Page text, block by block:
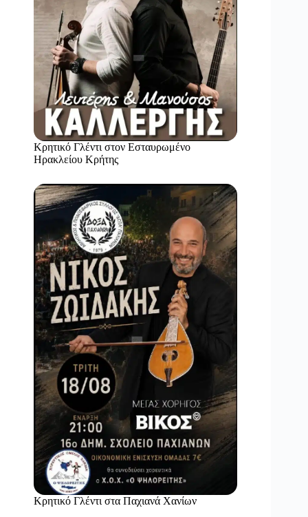
Κρητικό Γλέντι στον Εσταυρωμένο
Ηρακλείου Κρήτης
Κρητικό Γλέντι στα Παχιανά Χανίων